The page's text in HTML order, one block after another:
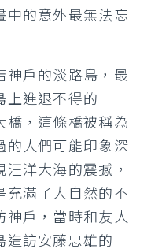
中的意外最無法忘
神戶的淡路島，最
上進退不得的一
橋，這條橋被稱為
的人們可能印象深
洋大海的震撼，
充滿了大自然的不
神戶，當時和友人
造訪安藤忠雄的